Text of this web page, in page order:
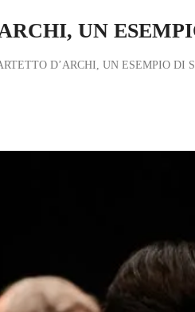
UN
D’ARCHI, UN ESEMPIO DI